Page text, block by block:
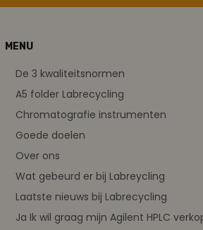
MENU
De 3 kwaliteitsnormen
A5 folder Labrecycling
Chromatografie instrumenten
Goede doelen
Over ons
Wat gebeurd er bij Labreycling
Laatste nieuws bij Labrecycling
Ja Ik wil graag mijn Agilent HPLC